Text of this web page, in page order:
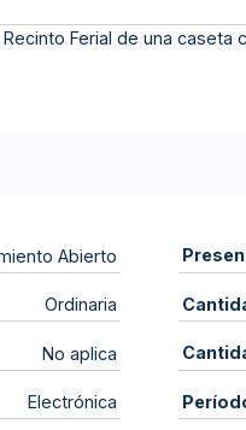
Ferial de una caseta
Abierto
Ordinaria
No aplica
Electrónica